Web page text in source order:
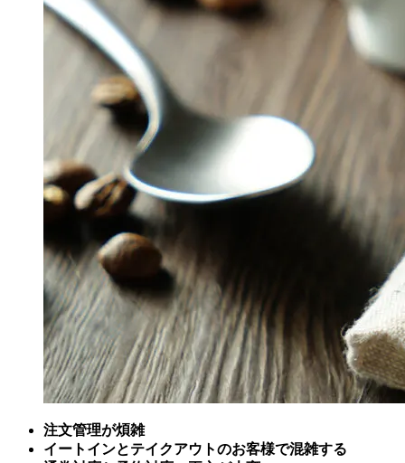
注文管理が煩雑
イートインとテイクアウトのお客様で混雑する